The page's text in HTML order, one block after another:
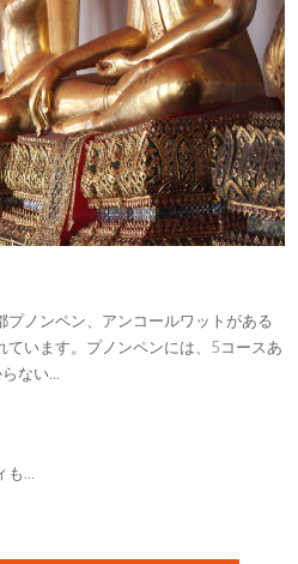
プノンペン、アンコールワットがある
います。プノンペンには、5コースあ
らない…
も…